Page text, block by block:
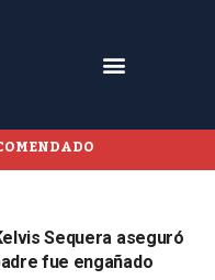
Sequera aseguró
fue engañado